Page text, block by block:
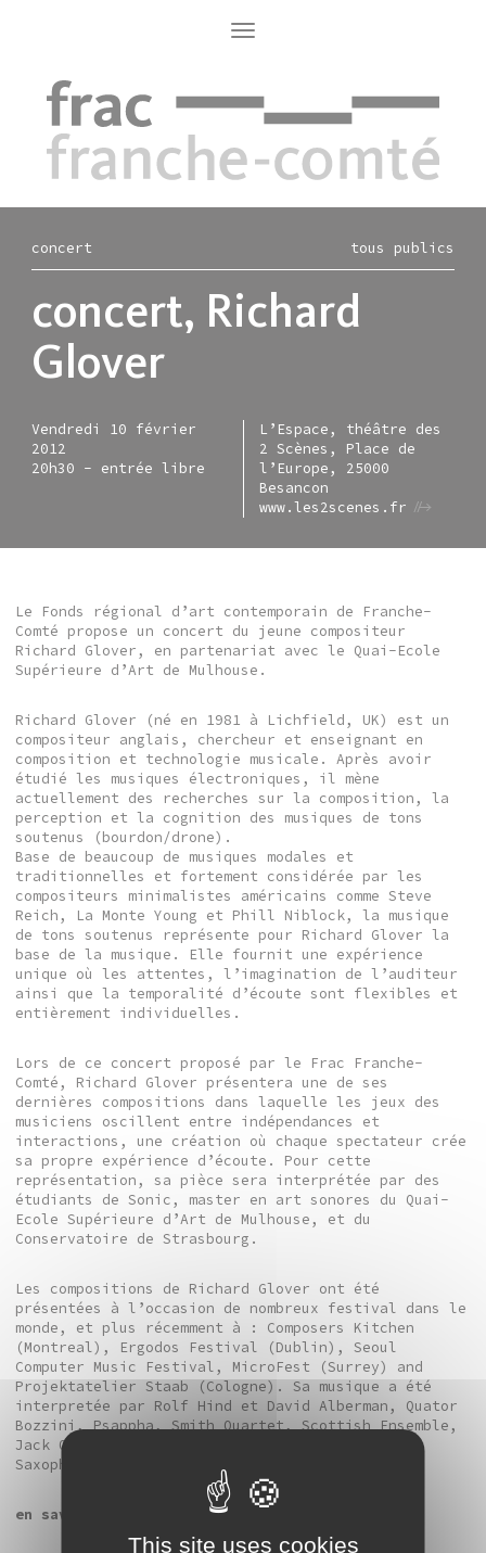
Toggle
navigation
concert tous publics
concert, Richard
Glover
Vendredi 10 février
2012
20h30 - entrée libre
L’Espace, théâtre des
2 Scènes, Place de
l’Europe, 25000
Besancon
www.les2scenes.fr
Le Fonds régional d’art contemporain de Franche-
Comté propose un concert du jeune compositeur
Richard Glover, en partenariat avec le Quai-Ecole
Supérieure d’Art de Mulhouse.
Richard Glover (né en 1981 à Lichfield, UK) est un
compositeur anglais, chercheur et enseignant en
composition et technologie musicale. Après avoir
étudié les musiques électroniques, il mène
actuellement des recherches sur la composition, la
perception et la cognition des musiques de tons
soutenus (bourdon/drone).
Base de beaucoup de musiques modales et
traditionnelles et fortement considérée par les
compositeurs minimalistes américains comme Steve
Reich, La Monte Young et Phill Niblock, la musique
de tons soutenus représente pour Richard Glover la
base de la musique. Elle fournit une expérience
unique où les attentes, l’imagination de l’auditeur
ainsi que la temporalité d’écoute sont flexibles et
entièrement individuelles.
Lors de ce concert proposé par le Frac Franche-
Comté, Richard Glover présentera une de ses
dernières compositions dans laquelle les jeux des
musiciens oscillent entre indépendances et
interactions, une création où chaque spectateur crée
sa propre expérience d’écoute. Pour cette
représentation, sa pièce sera interprétée par des
étudiants de Sonic, master en art sonores du Quai-
Ecole Supérieure d’Art de Mulhouse, et du
Conservatoire de Strasbourg.
Les compositions de Richard Glover ont été
présentées à l’occasion de nombreux festival dans le
monde, et plus récemment à : Composers Kitchen
(Montreal), Ergodos Festival (Dublin), Seoul
Computer Music Festival, MicroFest (Surrey) and
Projektatelier Staab (Cologne). Sa musique a été
interpretée par Rolf Hind et David Alberman, Quator
Bozzini, Psappha, Smith Quartet, Scottish Ensemble,
Jack Quartet, Goldberg Ensemble, Gemini, Apollo
Saxophone Quartet…
en savoir plus sur Richard Glover…
This site uses cookies